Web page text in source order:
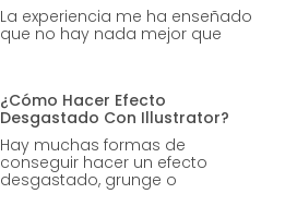
La experiencia me ha enseñado
que no hay nada mejor que
¿Cómo Hacer Efecto
Desgastado Con Illustrator?
Hay muchas formas de
conseguir hacer un efecto
desgastado, grunge o